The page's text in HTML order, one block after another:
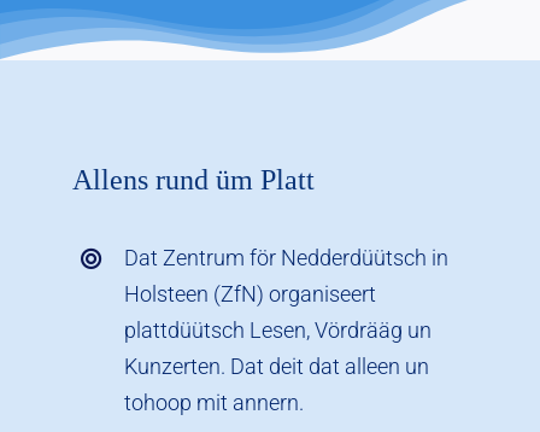
Allens rund üm Platt
Dat Zentrum för Nedderdüütsch in
Holsteen (ZfN) organiseert
plattdüütsch Lesen, Vördrääg un
Kunzerten. Dat deit dat alleen un
tohoop mit annern.